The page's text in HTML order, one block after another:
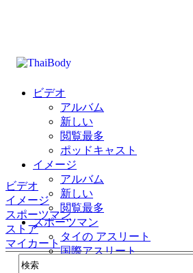
ビデオ
アルバム
新しい
閲覧最多
ポッドキャスト
イメージ
アルバム
新しい
閲覧最多
スポーツマン
タイの アスリート
国際アスリート
ビデオ
イメージ
スポーツマン
ストア
マイカート